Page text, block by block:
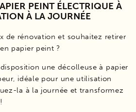
PEINT ÉLECTRIQUE À
À LA JOURNÉE
de rénovation et souhaitez retirer
papier peint ?
une décolleuse à papier
idéale pour une utilisation
la à la journée et transformez